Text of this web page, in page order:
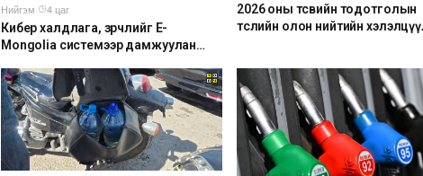
Нийгэм·
4 цаг
Кибер халдлага, зөрчлийг E-
Mongolia системээр дамжуулан
2026 оны төсвийн тодотголын
төслийн олон нийтийн